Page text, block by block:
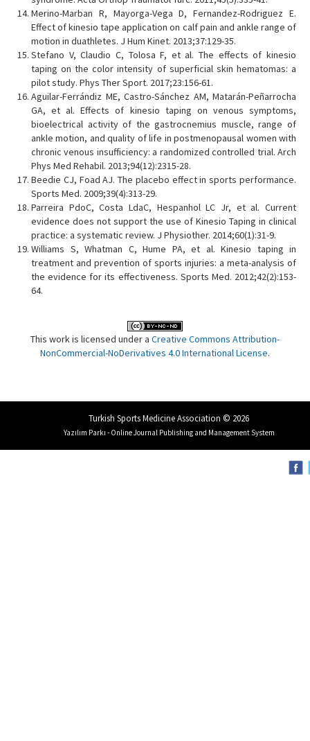
Merino-Marban R, Mayorga-Vega D, Fernandez-Rodriguez E.
Effect of kinesio tape application on calf pain and ankle range of
motion in duathletes. J Hum Kinet. 2013;37:129-35.
Stefano V, Claudio C, Tolosa F, et al. The effects of kinesio
taping on the color intensity of superficial skin hematomas: a
pilot study. Phys Ther Sport. 2017;23:156-61.
Aguilar-Ferrándiz ME, Castro-Sánchez AM, Matarán-Peñarrocha
GA, et al. Effects of kinesio taping on venous symptoms,
bioelectrical activity of the gastrocnemius muscle, range of
ankle motion, and quality of life in postmenopausal women with
chronic venous insufficiency: a randomized controlled trial. Arch
Phys Med Rehabil. 2013;94(12):2315-28.
Beedie CJ, Foad AJ. The placebo effect in sports performance.
Sports Med. 2009;39(4):313-29.
Parreira PdoC, Costa LdaC, Hespanhol LC Jr, et al. Current
evidence does not support the use of Kinesio Taping in clinical
practice: a systematic review. J Physiother. 2014;60(1):31-9.
Williams S, Whatman C, Hume PA, et al. Kinesio taping in
treatment and prevention of sports injuries: a meta-analysis of
the evidence for its effectiveness. Sports Med. 2012;42(2):153-
64.
This work is licensed under a Creative Commons Attribution-
NonCommercial-NoDerivatives 4.0 International License.
Turkish Sports Medicine Association © 2026
Yazılım Parkı - Online Journal Publishing and Management System